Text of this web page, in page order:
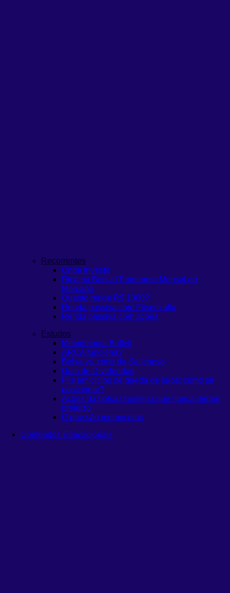
Recorrentes
Onde Investir
Rico na Bolsa | Panorama Mensal do
Mercado
Quanto rende R$ 1000?
Renda passiva com Fiisem alta
Renda passiva com ações
Estudos
Metodologia Buffett
ARCA funciona?
Bolsa vs. corte da Selicnovo
Guia de Dividendos
Fiis em ciclos de queda de juros: como se
posicionar?
Ações da bolsa brasileira que nunca deram
prejuízo
O que são memecoins
Conteúdos Educacionais